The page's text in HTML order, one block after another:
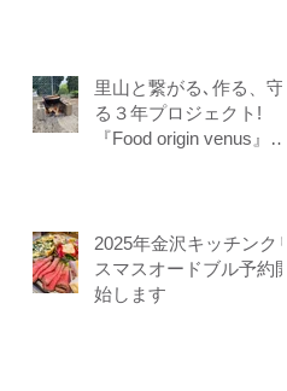
理法、オフライン参加オ
ンライン参加者募集中
里山と繋がる､作る、守
る３年プロジェクト!
『Food origin venus』開
2025年金沢キッチンクリ
スマスオードブル予約開
始します